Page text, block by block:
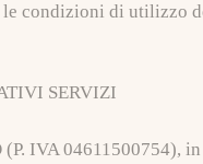
condizioni di utilizzo
SERVIZI
IVA 04611500754),